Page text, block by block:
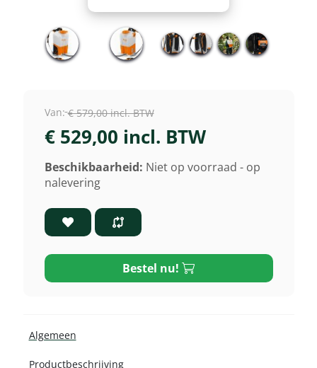
Van: € 579,00 incl. BTW
€ 529,00 incl. BTW
Beschikbaarheid: Niet op voorraad - op
nalevering
Bestel nu!
Algemeen
Productbeschrijving